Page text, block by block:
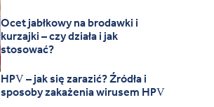
Ocet jabłkowy na brodawki i
kurzajki – czy działa i jak
stosować?
HPV – jak się zarazić? Źródła i
sposoby zakażenia wirusem HPV